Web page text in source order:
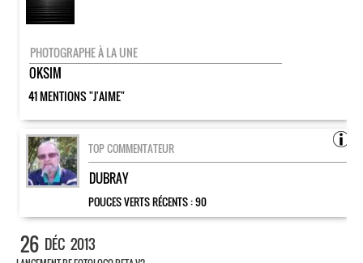
PHOTOGRAPHE À LA UNE
OKSIM
41 MENTIONS "J'AIME"
TOP COMMENTATEUR
DUBRAY
POUCES VERTS RÉCENTS :90
26 DÉC 2013